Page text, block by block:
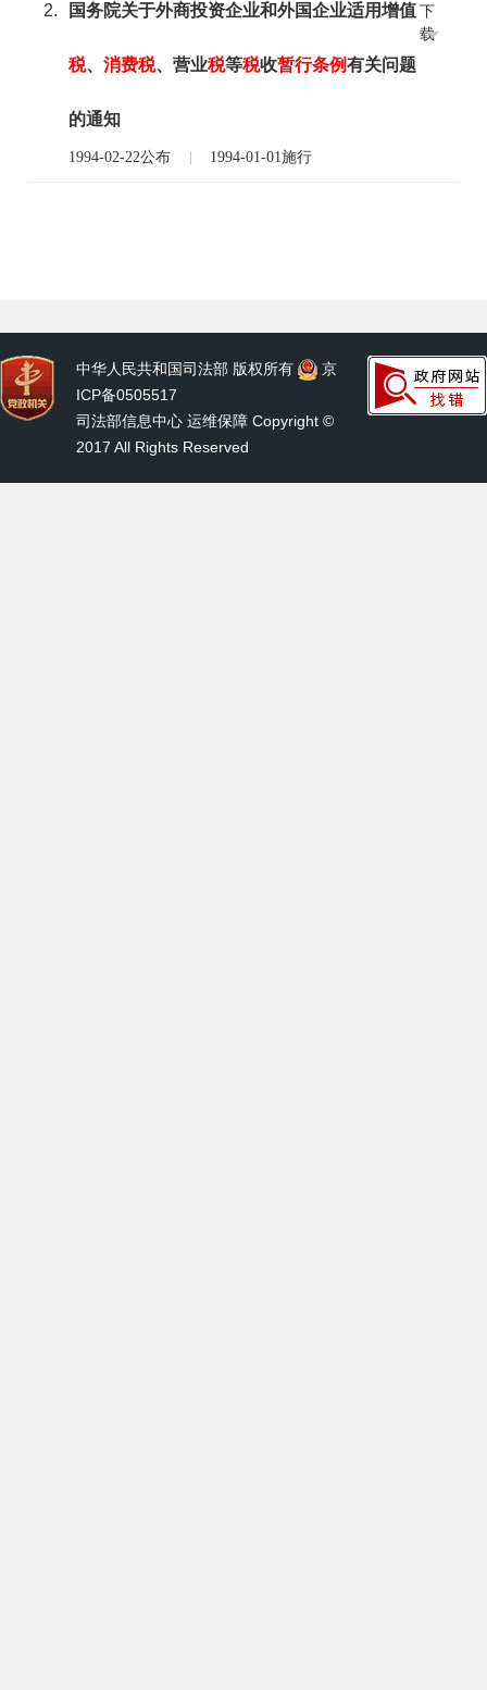
2. 国务院关于外商投资企业和外国企业适用增值
税、 消费税、营业税等税收暂行条例有关问题
的通知
1994-02-22公布 1994-01-01施行
下
载
中华人民共和国司法部 版权所有
京
ICP备0505517
司法部信息中心 运维保障 Copyright ©
2017 All Rights Reserved